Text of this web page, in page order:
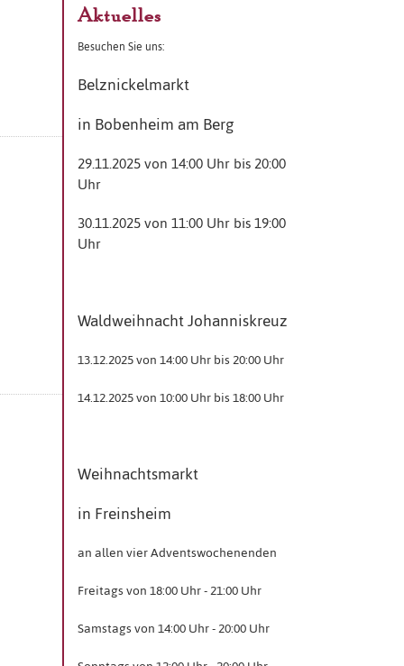
Aktuelles
Besuchen Sie uns:
Belznickelmarkt
in Bobenheim am Berg
29.11.2025 von 14:00 Uhr bis 20:00
Uhr
30.11.2025 von 11:00 Uhr bis 19:00
Uhr
Waldweihnacht Johanniskreuz
13.12.2025 von 14:00 Uhr bis 20:00 Uhr
14.12.2025 von 10:00 Uhr bis 18:00 Uhr
Weihnachtsmarkt
in Freinsheim
an allen vier Adventswochenenden
Freitags von 18:00 Uhr - 21:00 Uhr
Samstags von 14:00 Uhr - 20:00 Uhr